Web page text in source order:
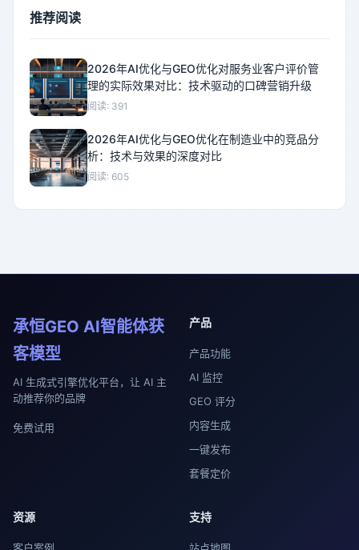
推荐阅读
2026年AI优化与GEO优化对服务业客户评价管
理的实际效果对比：技术驱动的口碑营销升级
阅读: 391
2026年AI优化与GEO优化在制造业中的竞品分
析：技术与效果的深度对比
阅读: 605
承恒GEO AI智能体获
客模型
AI 生成式引擎优化平台，让 AI 主
动推荐你的品牌
免费试用
产品
产品功能
AI 监控
GEO 评分
内容生成
一键发布
套餐定价
资源
客户案例
支持
站点地图